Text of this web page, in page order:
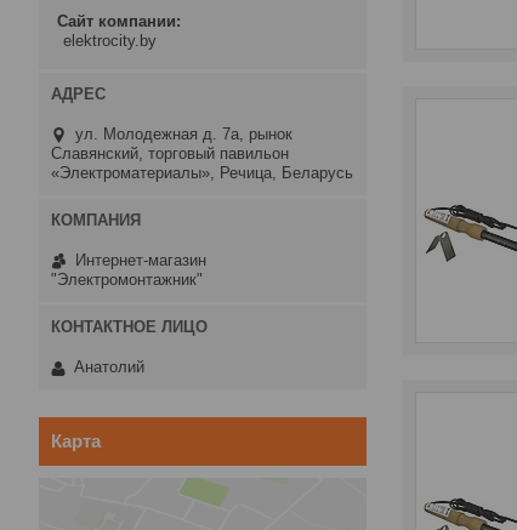
Сайт компании
elektrocity.by
ул. Молодежная д. 7а, рынок
Славянский, торговый павильон
«Электроматериалы», Речица, Беларусь
Интернет-магазин
"Электромонтажник"
Анатолий
Карта